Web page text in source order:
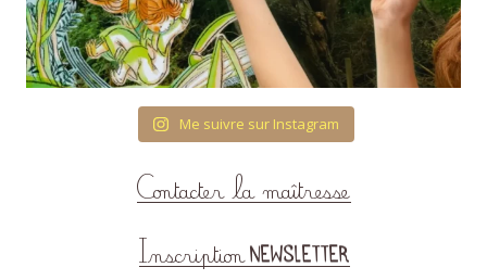
Me suivre sur Instagram